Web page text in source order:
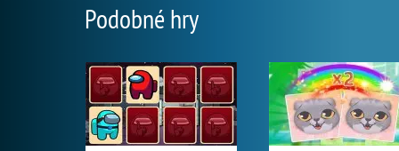
Podobné hry